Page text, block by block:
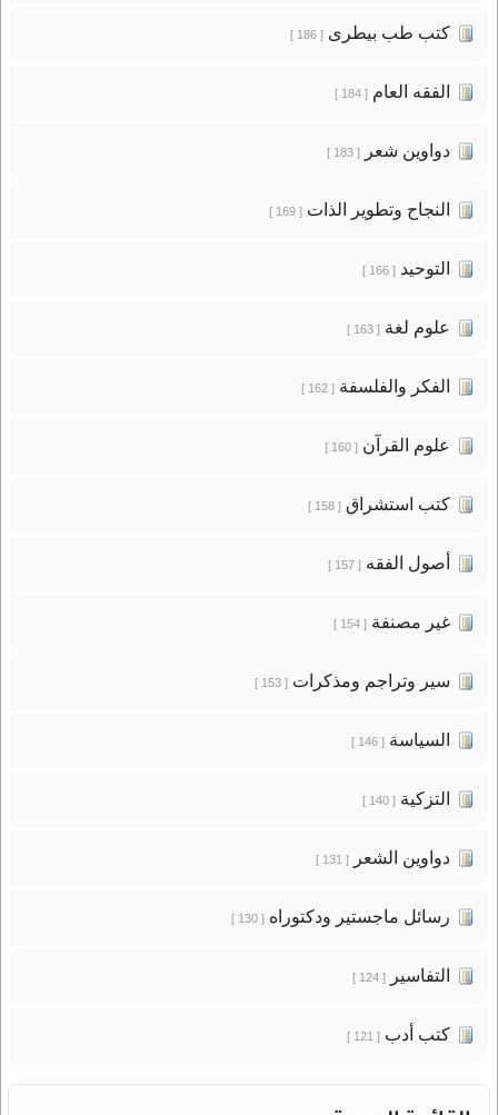
كتب طب بيطرى[ 186 ]
الفقه العام[ 184 ]
دواوين شعر[ 183 ]
النجاح وتطوير الذات[ 169 ]
التوحيد[ 166 ]
علوم لغة[ 163 ]
الفكر والفلسفة[ 162 ]
علوم القرآن[ 160 ]
كتب استشراق[ 158 ]
أصول الفقه[ 157 ]
غير مصنفة[ 154 ]
سير وتراجم ومذكرات[ 153 ]
السياسة[ 146 ]
التزكية[ 140 ]
دواوين الشعر[ 131 ]
رسائل ماجستير ودكتوراه[ 130 ]
التفاسير[ 124 ]
كتب أدب[ 121 ]